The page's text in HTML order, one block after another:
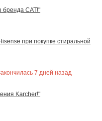
бренда CAT!"
при покупке стиральной
7 дней назад
Karcher!"